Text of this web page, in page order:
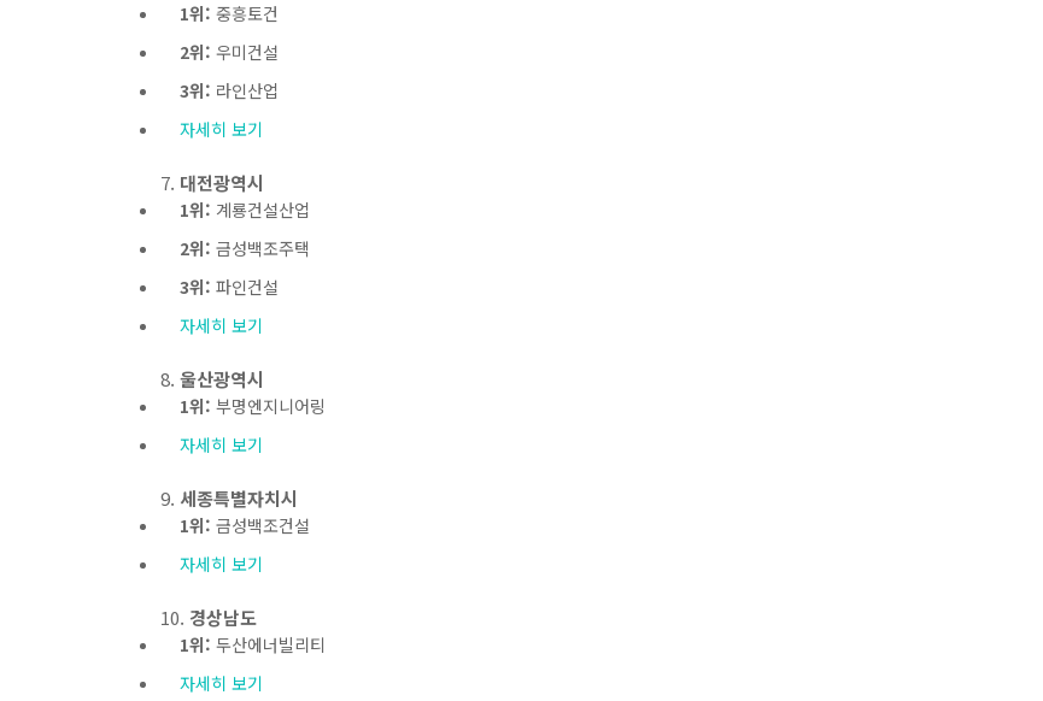
1위: 중흥토건
2위: 우미건설
3위: 라인산업
자세히 보기
대전광역시
1위: 계룡건설산업
2위: 금성백조주택
3위: 파인건설
자세히 보기
울산광역시
1위: 부명엔지니어링
자세히 보기
세종특별자치시
1위: 금성백조건설
자세히 보기
경상남도
1위: 두산에너빌리티
자세히 보기